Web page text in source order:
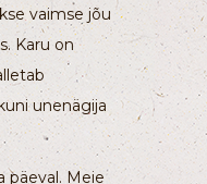
vaimse jõu
Karu on
unenägija
päeval. Meie